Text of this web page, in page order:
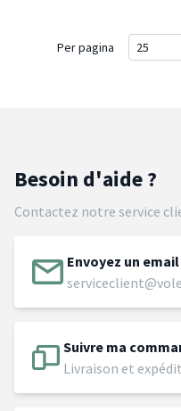
Per pagina
Besoin d'aide ?
Contactez notre service
Envoyez un email
Suivre ma
Livraison et